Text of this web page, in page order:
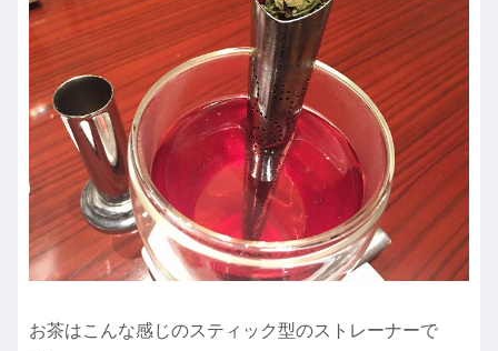
お茶はこんな感じのスティック型のストレーナーで